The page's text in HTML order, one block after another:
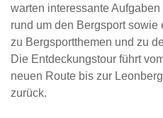
warten interessante
rund um den Bergsport
zu Bergsportthemen und zu
Die Entdeckungstour führt
neuen Route bis zur
zurück.